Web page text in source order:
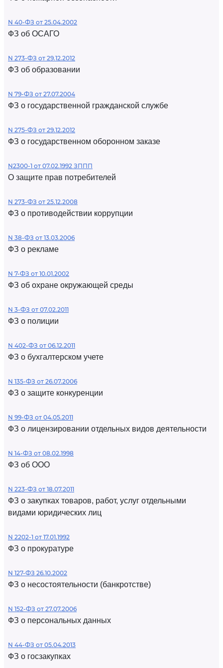
N 40-ФЗ от 25.04.2002
ФЗ об ОСАГО
N 273-ФЗ от 29.12.2012
ФЗ об образовании
N 79-ФЗ от 27.07.2004
ФЗ о государственной гражданской службе
N 275-ФЗ от 29.12.2012
ФЗ о государственном оборонном заказе
N2300-1 от 07.02.1992 ЗППП
О защите прав потребителей
N 273-ФЗ от 25.12.2008
ФЗ о противодействии коррупции
N 38-ФЗ от 13.03.2006
ФЗ о рекламе
N 7-ФЗ от 10.01.2002
ФЗ об охране окружающей среды
N 3-ФЗ от 07.02.2011
ФЗ о полиции
N 402-ФЗ от 06.12.2011
ФЗ о бухгалтерском учете
N 135-ФЗ от 26.07.2006
ФЗ о защите конкуренции
N 99-ФЗ от 04.05.2011
ФЗ о лицензировании отдельных видов деятельности
N 14-ФЗ от 08.02.1998
ФЗ об ООО
N 223-ФЗ от 18.07.2011
ФЗ о закупках товаров, работ, услуг отдельными
видами юридических лиц
N 2202-1 от 17.01.1992
ФЗ о прокуратуре
N 127-ФЗ 26.10.2002
ФЗ о несостоятельности (банкротстве)
N 152-ФЗ от 27.07.2006
ФЗ о персональных данных
N 44-ФЗ от 05.04.2013
ФЗ о госзакупках